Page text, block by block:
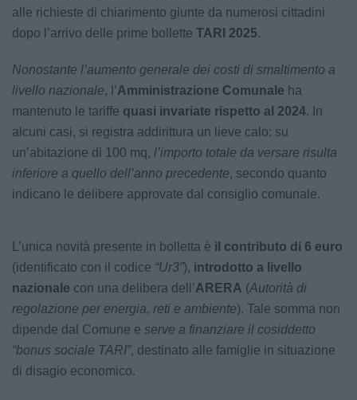
alle richieste di chiarimento giunte da numerosi cittadini
dopo l’arrivo delle prime bollette TARI 2025.
Nonostante l’aumento generale dei costi di smaltimento a
livello nazionale, l’Amministrazione Comunale ha
mantenuto le tariffe quasi invariate rispetto al 2024. In
alcuni casi, si registra addirittura un lieve calo: su
un’abitazione di 100 mq, l’importo totale da versare risulta
inferiore a quello dell’anno precedente, secondo quanto
indicano le delibere approvate dal consiglio comunale.
L’unica novità presente in bolletta è il contributo di 6 euro
(identificato con il codice “Ur3”), introdotto a livello
nazionale con una delibera dell’ARERA (Autorità di
regolazione per energia, reti e ambiente). Tale somma non
dipende dal Comune e serve a finanziare il cosiddetto
“bonus sociale TARI”, destinato alle famiglie in situazione
di disagio economico.